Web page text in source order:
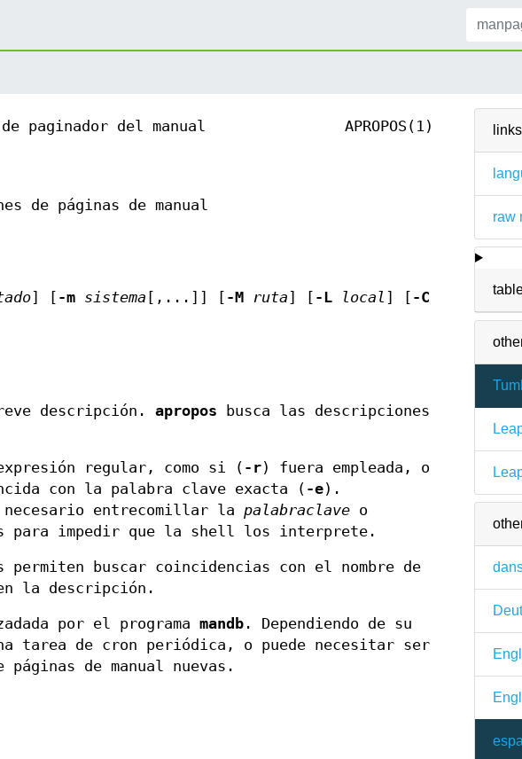
links
raw
paginador del manual APROPOS(1)
de páginas de manual
-m sistema [,...]] [ -M ruta -L local
-C
descripción. apropos busca las descripciones
regular, como si ( -r) fuera empleada, o
con la palabra clave exacta ( -e).
entrecomillar la palabraclave o
para impedir que la shell los interprete.
buscar coincidencias con el nombre de
la descripción.
por el programa mandb . Dependiendo de su
tarea de cron periódica, o puede necesitar ser
de manual nuevas.